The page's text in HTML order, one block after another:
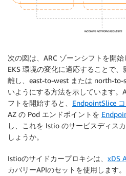
次の図は、ARC ゾーンシフトを開
EKS 環境の変化に適応することで
離し、east-to-west または north-to-
いようにする方法を示しています。
フトを開始すると、 EndpointSlice
AZ の Pod エンドポイントを
し、これを Istio のサービスディス
しょうか。
Istioのサイドカープロキシは、 xDS
カバリーAPIのセットを使用します